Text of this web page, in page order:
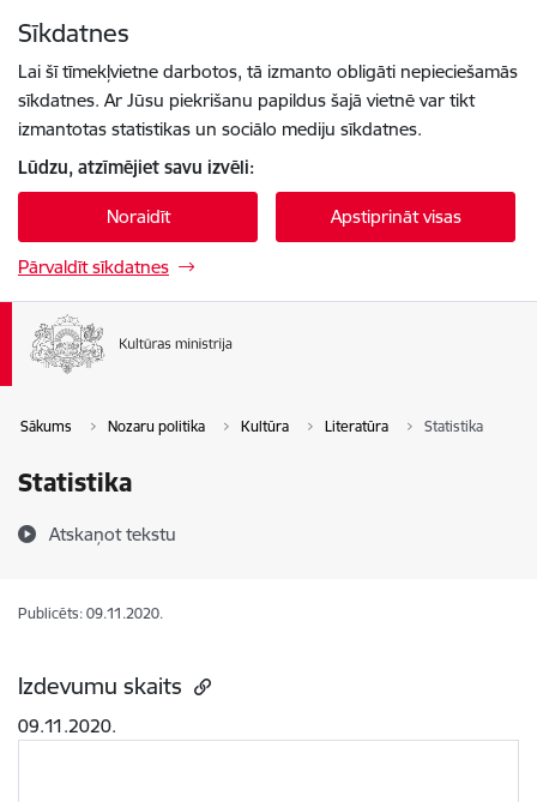
Sīkdatnes
Lai šī tīmekļvietne darbotos, tā izmanto obligāti nepieciešamās
sīkdatnes. Ar Jūsu piekrišanu papildus šajā vietnē var tikt
izmantotas statistikas un sociālo mediju sīkdatnes.
Lūdzu, atzīmējiet savu izvēli:
Noraidīt Apstiprināt visas
Pārvaldīt sīkdatnes
Sākums Nozaru politika Kultūra Literatūra Statistika
Statistika
Atskaņot tekstu
Publicēts: 09.11.2020.
Izdevumu skaits
09.11.2020.